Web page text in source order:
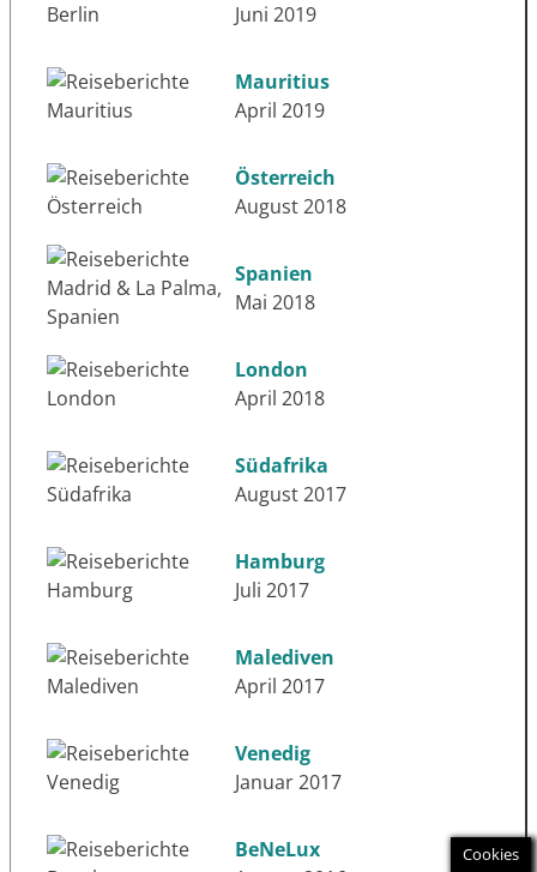
Juni 2019
Mauritius
April 2019
Österreich
August 2018
Spanien
Mai 2018
London
April 2018
Südafrika
August 2017
Hamburg
Juli 2017
Malediven
April 2017
Venedig
Januar 2017
BeNeLux
Cookies